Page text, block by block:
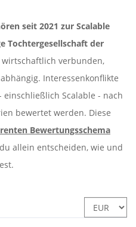
seit 2021 zur Scalable
Tochtergesellschaft der
verbunden,
Interessenkonflikte
Scalable - nach
bewertet werden. Diese
Bewertungsschema
allein entscheiden, wie und